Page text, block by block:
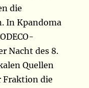
die
In Kpandoma
Nacht des 8.
Quellen
Fraktion die